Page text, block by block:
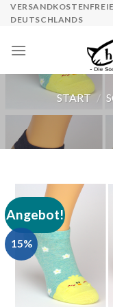
Skip
DEUTSCHLANDS
START /
Angebot!
15%